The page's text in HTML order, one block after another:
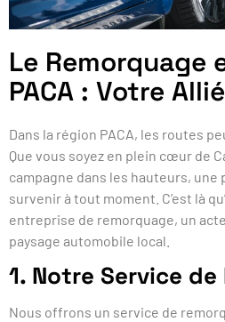
Le Remorquage
PACA : Votre
Dans la région PACA, les routes
Que vous soyez en plein cœur de
campagne dans les hauteurs, une
survenir à tout moment. C’est là
entreprise de remorquage, un
paysage automobile local.
1. Notre Service
Nous offrons un service de